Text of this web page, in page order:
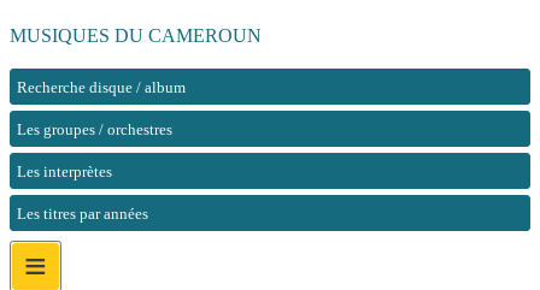
MUSIQUES DU CAMEROUN
Recherche disque / album
Les groupes / orchestres
Les interprètes
Les titres par années
≡